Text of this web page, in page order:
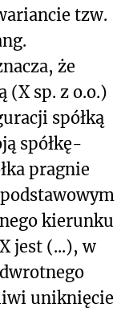
tzw.
że
(X sp. z o.o.)
spółką
spółkę-
pragnie
kierunku
jest (...), w
uniknięcie